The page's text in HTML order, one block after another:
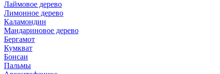
Лаймовое дерево
Лимонное дерево
Каламондин
Мандариновое дерево
Бергамот
Кумкват
Бонсаи
Пальмы